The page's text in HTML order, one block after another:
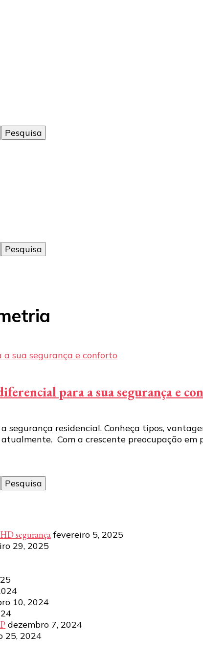
para a sua segurança e
residencial. Conheça tipos,
Com a crescente preocupação em
segurança fevereiro 5, 2025
29, 2025
10, 2024
dezembro 7, 2024
25, 2024